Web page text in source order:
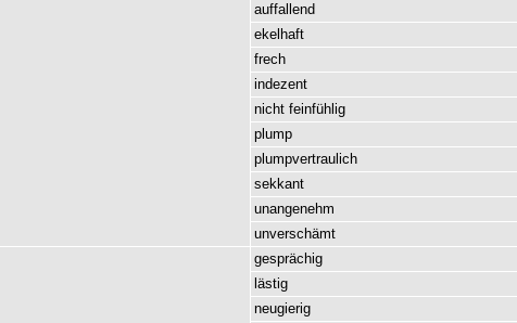
auffallend
ekelhaft
frech
indezent
nicht feinfühlig
plump
plumpvertraulich
sekkant
unangenehm
unverschämt
gesprächig
lästig
neugierig